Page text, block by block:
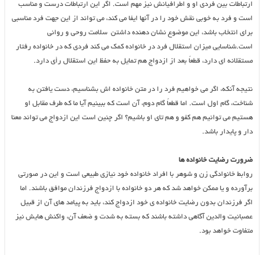
ارتباطات بین فردی او و اطرافیانش نیز مهم است. اگر این ارتباطات درست و مناسب
است و فرد به خوبی نقش خود را در آنها ایفا می کند، می تواند از این جهت فرد مناسبی
برای انتخاب باشد، این موضوع نشان دهنده داشتن سلامت روحی و روانی
است.شناسایی میزان استقلال فرد در خانواده کمک می کند فردی که در خانواده رفتار
مستقلانه ای دارد، قطعاً بعد از ازدواج هم تمایل به حفظ این استقلال رأی دارد.
نتیجه آنکه، اگر می خواهیم فرد را در متن خانواده اش بشناسیم، دست یافتن به
شناخت، گام اول است. اما قطعاً گام دوم، آن است که ببینیم آیا ما که طرف مقابل او
هستیم می توانیم هم کفو و هم تای او باشیم؟ اگر چنین است این ازدواج می تواند معنا
دار و پایدار باشد.
ضرورت رضایت خانواده ها
روابط خانوادگی زن و شوهر با افراد خانواده خود نیازی طبیعی است و این در صورتی
برآورده و یا ممکن خواهد شد که هر دو خانواده با ازدواج فرزندان موافق باشند. اما
اگر فرزندان بدون رضایت خانواده ی خود ازدواج کند، باید به پیامد های آن از قبیل
عصبانیت والدین آگاهی داشته باشند که بسته به شدت و ضعف آن، واکنش هایش نیز
متفاوت خواهد بود.